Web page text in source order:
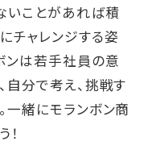
いことがあれば積
チャレンジする姿
ンは若手社員の意
自分で考え、挑戦す
一緒にモランボン商